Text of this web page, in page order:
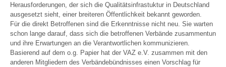
Herausforderungen, der sich die Qualitätsinfrastuktur in Deutschland
ausgesetzt sieht, einer breiteren Öffentlichkeit bekannt geworden.
Für die direkt Betroffenen sind die Erkenntnisse nicht neu. Sie warten
schon lange darauf, dass sich die betroffenen Verbände zusammentun
und ihre Erwartungen an die Verantwortlichen kommunizieren.
Basierend auf dem o.g. Papier hat der VAZ e.V. zusammen mit den
anderen Mitgliedern des Verbändebündnisses einen Vorschlag für